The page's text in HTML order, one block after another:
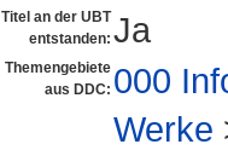
Titel an der UBT
entstanden: Ja
Themengebiete
aus DDC: 000
Werke